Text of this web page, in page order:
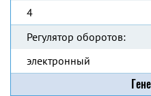
4
Регулятор оборотов:
электронный